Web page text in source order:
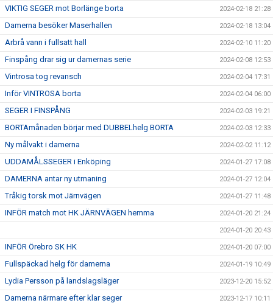
VIKTIG SEGER mot Borlänge borta 2024-02-18 21:28
Damerna besöker Maserhallen 2024-02-18 13:04
Arbrå vann i fullsatt hall 2024-02-10 11:20
Finspång drar sig ur damernas serie 2024-02-08 12:53
Vintrosa tog revansch 2024-02-04 17:31
Inför VINTROSA borta 2024-02-04 06:00
SEGER I FINSPÅNG 2024-02-03 19:21
BORTAmånaden börjar med DUBBELhelg BORTA 2024-02-03 12:33
Ny målvakt i damerna 2024-02-02 11:12
UDDAMÅLSSEGER i Enköping 2024-01-27 17:08
DAMERNA antar ny utmaning 2024-01-27 12:04
Tråkig torsk mot Järnvägen 2024-01-27 11:48
INFÖR match mot HK JÄRNVÄGEN hemma 2024-01-20 21:24
2024-01-20 20:43
INFÖR Örebro SK HK 2024-01-20 07:00
Fullspäckad helg för damerna 2024-01-19 10:49
Lydia Persson på landslagsläger 2023-12-20 15:52
Damerna närmare efter klar seger 2023-12-17 10:11